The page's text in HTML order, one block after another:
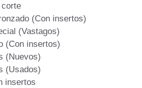
corte
(Con insertos)
(Vastagos)
(Con insertos)
(Nuevos)
(Usados)
insertos